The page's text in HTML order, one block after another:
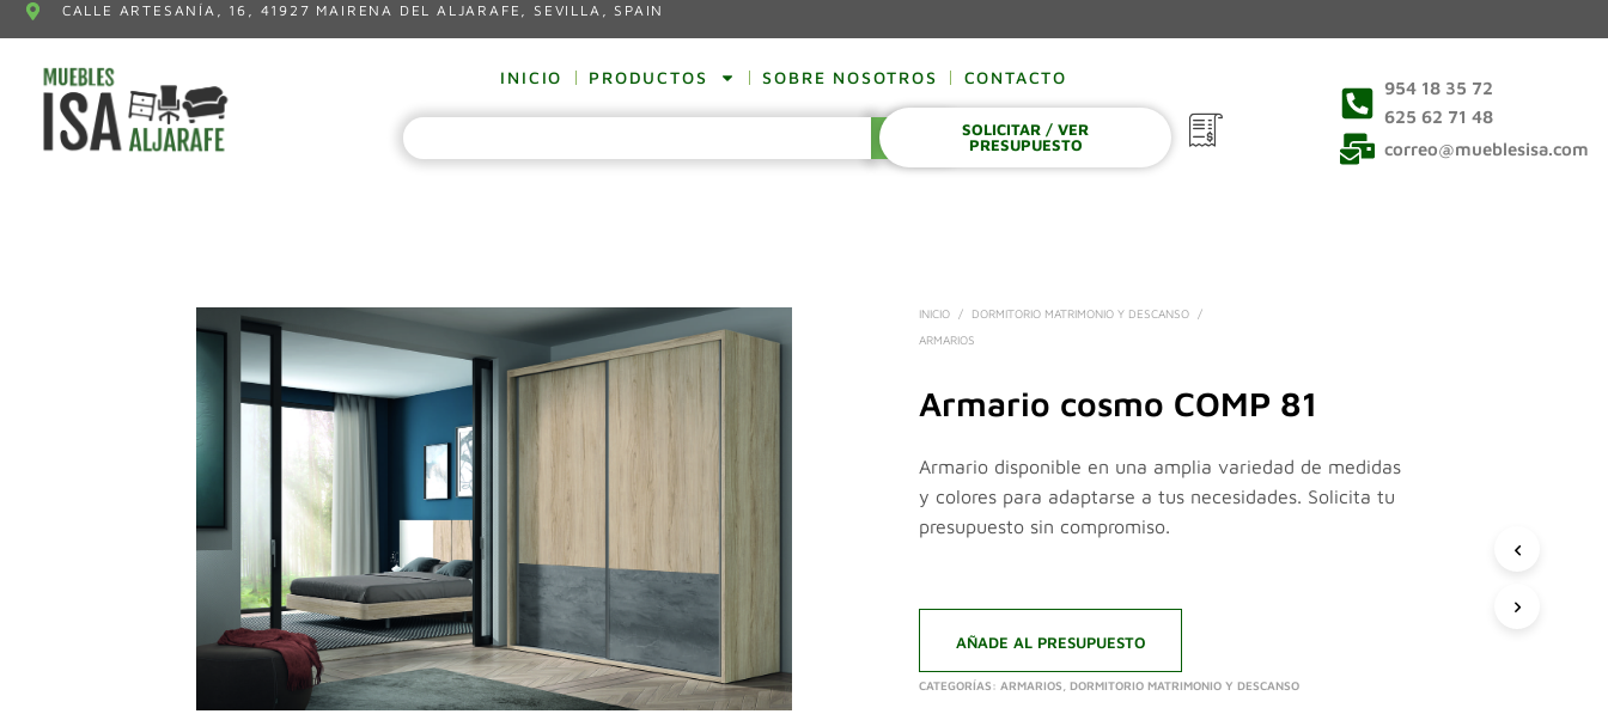
CALLE ARTESANÍA, 16, 41927 MAIRENA DEL ALJARAFE, SEVILLA, SPAIN
INICIO PRODUCTOS SOBRE NOSOTROS CONTACTO
SOLICITAR / VER
PRESUPUESTO
954 18 35 72
625 62 71 48
correo@mueblesisa.com
INICIO / DORMITORIO MATRIMONIO Y DESCANSO
/
ARMARIOS
Armario cosmo COMP 81
Armario disponible en una amplia variedad de medidas
y colores para adaptarse a tus necesidades. Solicita tu
presupuesto sin compromiso.
AÑADE AL PRESUPUESTO
CATEGORÍAS:ARMARIOS ,DORMITORIO MATRIMONIO Y DESCANSO